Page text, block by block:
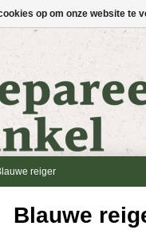
reiger
Blauwe
op om onze website te